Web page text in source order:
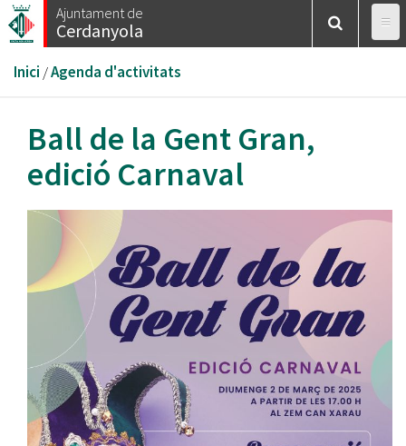
Vés
al
Ajuntament de
Cerdanyola
Esteu
aquí
Inici /Agenda d'activitats
Ball de la Gent Gran,
edició Carnaval